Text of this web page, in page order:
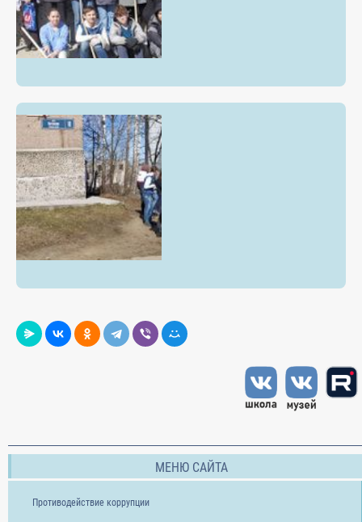
МЕНЮ САЙТА
Противодействие коррупции